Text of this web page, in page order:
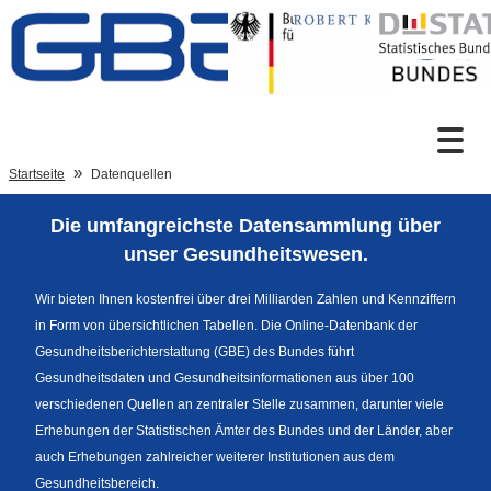
Zum Inhalt
Sprachumschaltung
Fußzeile
Startseite Datenquellen
Die umfangreichste Datensammlung über
unser Gesundheitswesen.
Wir bieten Ihnen kostenfrei über drei Milliarden Zahlen und Kennziffern
in Form von übersichtlichen Tabellen. Die Online-Datenbank der
Gesundheitsberichterstattung (GBE) des Bundes führt
Gesundheitsdaten und Gesundheitsinformationen aus über 100
verschiedenen Quellen an zentraler Stelle zusammen, darunter viele
Erhebungen der Statistischen Ämter des Bundes und der Länder, aber
auch Erhebungen zahlreicher weiterer Institutionen aus dem
Gesundheitsbereich.